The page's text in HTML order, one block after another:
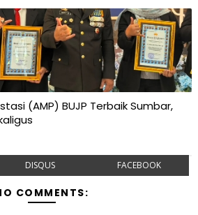
(AMP) BUJP Terbaik Sumbar,
DISQUS FACEBOOK
COMMENTS: